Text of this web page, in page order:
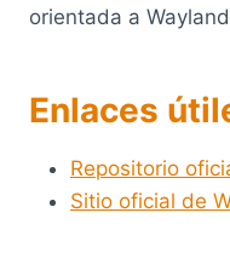
orientada a
Enlaces
Repositorio
Sitio oficial de